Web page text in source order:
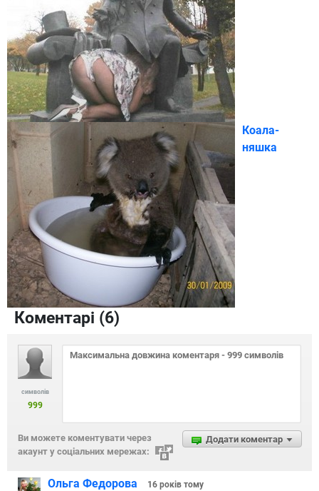
Коала-
няшка
Коментарі (6)
символів
999
Додати коментар
Ви можете коментувати через
акаунт у соціальних мережах:
Ольга Федорова 16 років тому